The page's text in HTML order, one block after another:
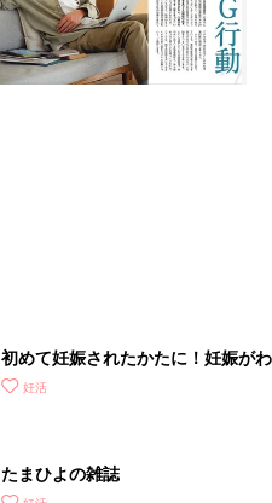
初めて妊娠されたかたに！妊娠が
ったら最初に読む本『初めてのたま
妊活
たまひよの雑誌